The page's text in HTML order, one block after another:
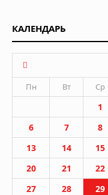
КАЛЕНДАРЬ
Пн
Вт Ср
1
6
7 8
13
14 15
20
21 22
27
28 29